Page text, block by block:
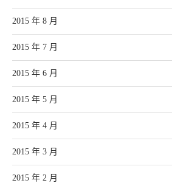
2015 年 8 月
2015 年 7 月
2015 年 6 月
2015 年 5 月
2015 年 4 月
2015 年 3 月
2015 年 2 月